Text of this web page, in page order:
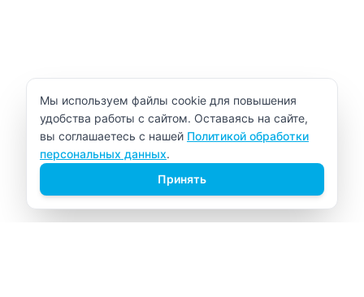
Уведомление об использовании cookie
Мы используем файлы cookie для повышения
удобства работы с сайтом. Оставаясь на сайте,
вы соглашаетесь с нашей Политикой обработки
персональных данных.
Принять